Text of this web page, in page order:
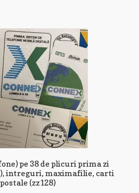
pe 38 de plicuri prima zi
intreguri, maximafilie, carti
postale (zz128)